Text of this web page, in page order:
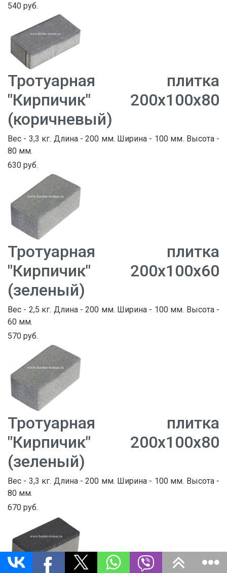
540 руб.
Тротуарная плитка
"Кирпичик" 200х100х80
(коричневый)
Вес - 3,3 кг. Длина - 200 мм. Ширина - 100 мм. Высота -
80 мм.
630 руб.
Тротуарная плитка
"Кирпичик" 200х100х60
(зеленый)
Вес - 2,5 кг. Длина - 200 мм. Ширина - 100 мм. Высота -
60 мм.
570 руб.
Тротуарная плитка
"Кирпичик" 200х100х80
(зеленый)
Вес - 3,3 кг. Длина - 200 мм. Ширина - 100 мм. Высота -
80 мм.
670 руб.